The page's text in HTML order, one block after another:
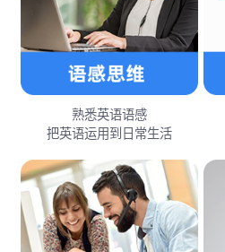
熟悉英语语感
把英语运用到日常生活